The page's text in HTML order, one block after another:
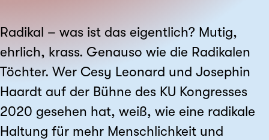
Radikal – was ist das eigentlich? Mutig,
ehrlich, krass. Genauso wie die Radikalen
Töchter. Wer Cesy Leonard und Josephin
Haardt auf der Bühne des KU Kongresses
2020 gesehen hat, weiß, wie eine radikale
Haltung für mehr Menschlichkeit und